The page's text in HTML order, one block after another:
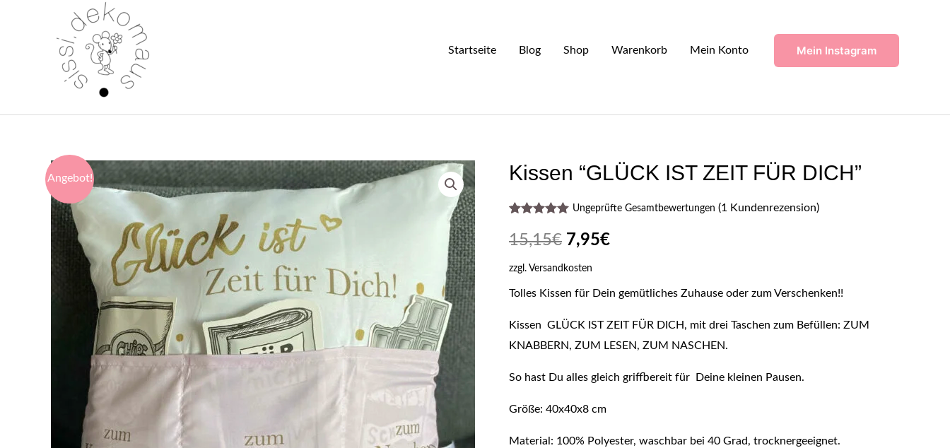
Startseite Blog Shop Warenkorb Mein Konto Mein Instagram
Angebot! Kissen “GLÜCK IST ZEIT FÜR DICH”
5.00 von 5,
basierend
Kundenbewertung
Ungeprüfte Gesamtbewertungen (1 Kundenrezension)
15,15€ 7,95€
zzgl. Versandkosten
Tolles Kissen für Dein gemütliches Zuhause oder zum Verschenken!!
Kissen GLÜCK IST ZEIT FÜR DICH, mit drei Taschen zum Befüllen: ZUM
KNABBERN, ZUM LESEN, ZUM NASCHEN.
So hast Du alles gleich griffbereit für Deine kleinen Pausen.
Größe: 40x40x8 cm
Material: 100% Polyester, waschbar bei 40 Grad, trocknergeeignet.